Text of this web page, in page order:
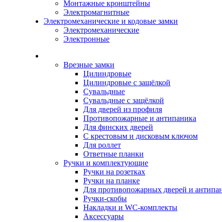
Монтажные кронштейны
Электромагнитные
Электромеханические и кодовые замки
Электромеханические
Электронные
Врезные замки
Цилиндровые
Цилиндровые с защёлкой
Сувальдные
Сувальдные с защёлкой
Для дверей из профиля
Противопожарные и антипаника
Для финских дверей
С крестовым и дисковым ключом
Для роллет
Ответные планки
Ручки и комплектующие
Ручки на розетках
Ручки на планке
Для противопожарных дверей и
Ручки-скобы
Накладки и WC-комплекты
Аксессуары